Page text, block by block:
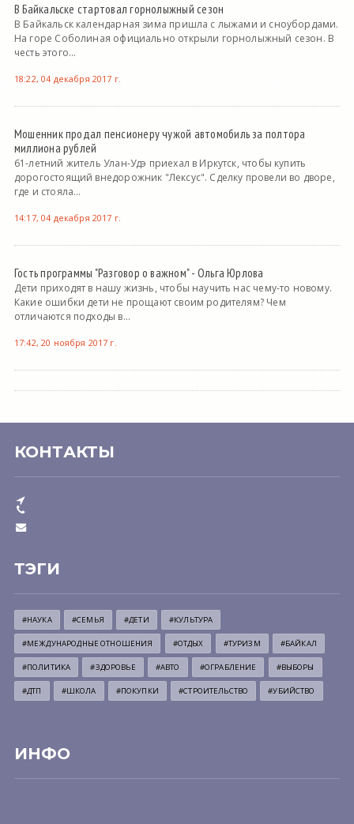
В Байкальске стартовал горнолыжный сезон
В Байкальск календарная зима пришла с лыжами и сноубордами.
На горе Соболиная официально открыли горнолыжный сезон. В
честь этого...
18:22, 04 декабря 2017 г.
Мошенник продал пенсионеру чужой автомобиль за полтора
миллиона рублей
61-летний житель Улан-Удэ приехал в Иркутск, чтобы купить
дорогостоящий внедорожник "Лексус". Сделку провели во дворе,
где и стояла...
14:17, 04 декабря 2017 г.
Гость программы "Разговор о важном" - Ольга Юрлова
Дети приходят в нашу жизнь, чтобы научить нас чему-то новому.
Какие ошибки дети не прощают своим родителям? Чем
отличаются подходы в...
17:42, 20 ноября 2017 г.
КОНТАКТЫ
ТЭГИ
#НАУКА #СЕМЬЯ #ДЕТИ #КУЛЬТУРА
#МЕЖДУНАРОДНЫЕ ОТНОШЕНИЯ #ОТДЫХ #ТУРИЗМ #БАЙКАЛ
#ПОЛИТИКА #ЗДОРОВЬЕ #АВТО #ОГРАБЛЕНИЕ #ВЫБОРЫ
#ДТП #ШКОЛА #ПОКУПКИ #СТРОИТЕЛЬСТВО #УБИЙСТВО
ИНФО